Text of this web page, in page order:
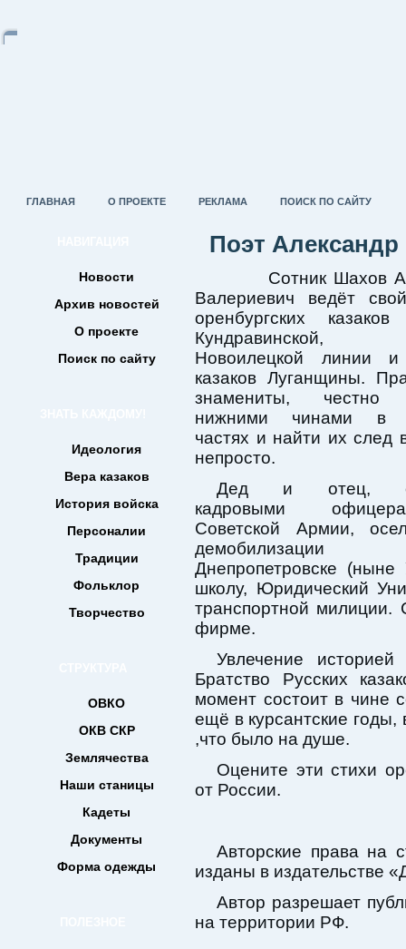
ГЛАВНАЯ О ПРОЕКТЕ РЕКЛАМА ПОИСК ПО САЙТУ
Новости
Архив новостей
О проекте
Поиск по сайту
Идеология
Вера казаков
История войска
Персоналии
Традиции
Фольклор
Творчество
ОВКО
ОКВ СКР
Землячества
Наши станицы
Кадеты
Документы
Форма одежды
Поэт
Сотник Шахов
Валериевич ведёт
оренбургских
Кундравинской,
Новоилецкой линии и
казаков Луганщины.
знамениты, честно
нижними чинами в
частях и найти их след
непросто.
Дед и отец,
кадровыми
Советской Армии,
Днепропетровске
школу, Юридический
транспортной милиции.
фирме.
Увлечение
Братство Русских
момент состоит в чине
ещё в курсантские годы,
,что было на душе.
Оцените эти стихи
от России.
Авторские права на
изданы в издательстве
Автор разрешает
на территории РФ.